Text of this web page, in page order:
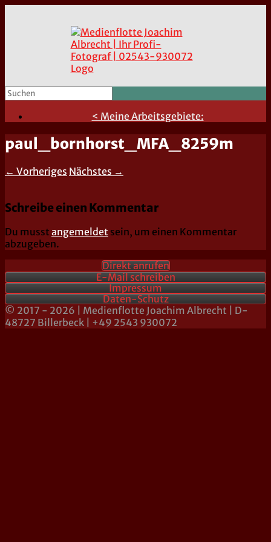
< Meine Arbeitsgebiete:
paul_bornhorst_MFA_8259m
← Vorheriges Nächstes →
Schreibe einen Kommentar
Du musst angemeldet sein, um einen Kommentar
abzugeben.
Direkt anrufen
E-Mail schreiben
Impressum
Daten-Schutz
© 2017 - 2026 | Medienflotte Joachim Albrecht | D-
48727 Billerbeck | +49 2543 930072